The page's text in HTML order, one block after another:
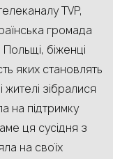
TVP,
громада
біженці
яких становлять
жителі зібралися
на підтримку
ця сусідня з
на своїх